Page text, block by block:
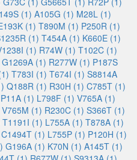
(1) A105G (1) M28L (1)
(1) T890M (1) P250R (1)
(1) T454A (1) K660E (1)
(1) R74W (1) T102C (1)
G1269A (1) R277W (1) P187S
T783I (1) T674I (1) S8814A
Q188R (1) R30H (1) C785T (1)
P11A (1) L798F (1) V765A (1)
V765M (1) R230C (1) S366T (1)
T1191I (1) L755A (1) T878A (1)
C1494T (1) L755P (1) P120H (1)
G196A (1) K70N (1) A145T (1)